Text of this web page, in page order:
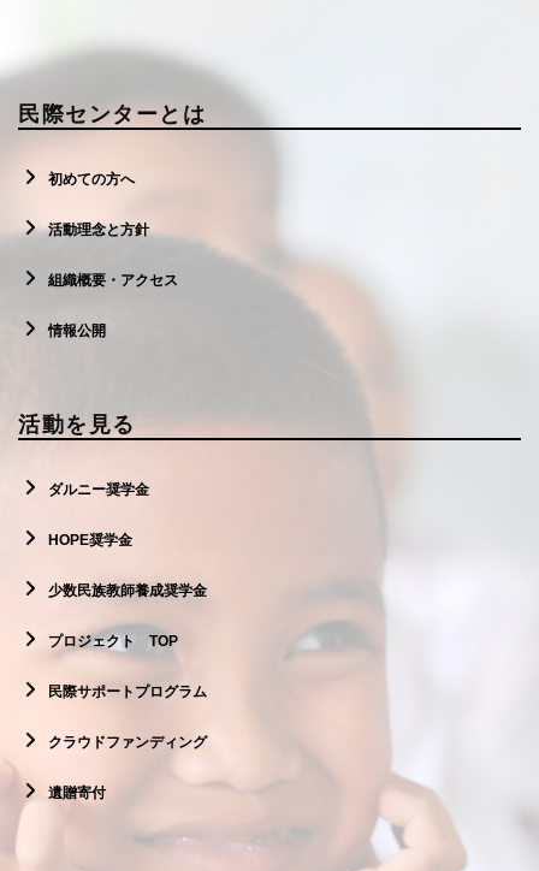
民際センターとは
初めての方へ
活動理念と方針
組織概要・アクセス
情報公開
活動を見る
ダルニー奨学金
HOPE奨学金
少数民族教師養成奨学金
プロジェクト TOP
民際サポートプログラム
クラウドファンディング
遺贈寄付